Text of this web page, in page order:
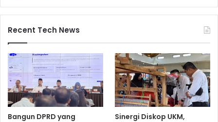
Recent Tech News
Bangun DPRD yang
Sinergi Diskop UKM,